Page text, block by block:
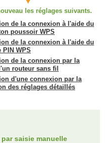
les réglages suivants.
de la connexion à l'aide du
poussoir WPS
de la connexion à l'aide du
PIN WPS
de la connexion par la
routeur sans fil
d'une connexion par la
des réglages détaillés
saisie manuelle